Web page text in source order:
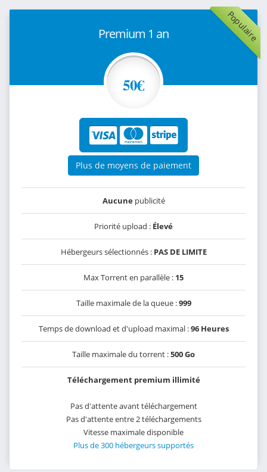
Populaire
Premium 1 an
50€
Plus de moyens de paiement
Aucunepublicité
Priorité upload : Élevé
Hébergeurs sélectionnés : PAS DE LIMITE
Max Torrent en parallèle : 15
Taille maximale de la queue :999
Temps de download et d'upload maximal :96 Heures
Taille maximale du torrent :500 Go
Téléchargement premium illimité
Pas d'attente avant téléchargement
Pas d'attente entre 2 téléchargements
Vitesse maximale disponible
Plus de 300 hébergeurs supportés